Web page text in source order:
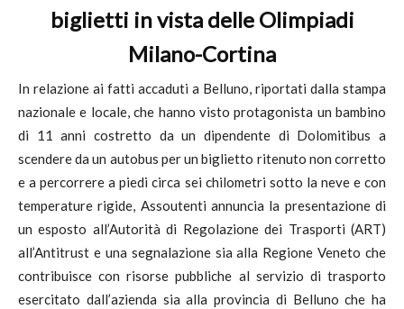
biglietti in vista delle Olimpiadi
Milano-Cortina
In relazione ai fatti accaduti a Belluno, riportati dalla stampa
nazionale e locale, che hanno visto protagonista un bambino
di 11 anni costretto da un dipendente di Dolomitibus a
scendere da un autobus per un biglietto ritenuto non corretto
e a percorrere a piedi circa sei chilometri sotto la neve e con
temperature rigide, Assoutenti annuncia la presentazione di
un esposto all’Autorità di Regolazione dei Trasporti (ART)
all’Antitrust e una segnalazione sia alla Regione Veneto che
contribuisce con risorse pubbliche al servizio di trasporto
esercitato dall’azienda sia alla provincia di Belluno che ha